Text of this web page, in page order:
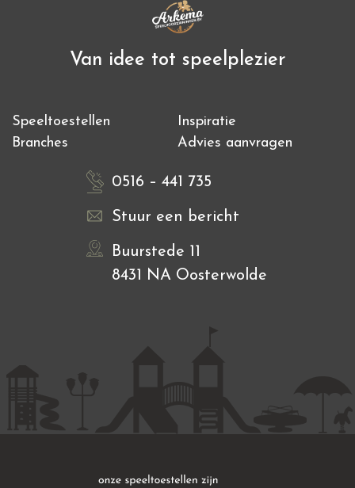
Van idee tot speelplezier
Speeltoestellen
Inspiratie
Branches
Advies aanvragen
0516 – 441 735
Stuur een bericht
Buurstede 11
8431 NA Oosterwolde